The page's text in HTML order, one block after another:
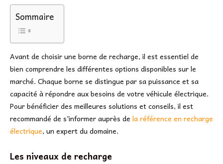
Sommaire
Avant de choisir une borne de recharge, il est essentiel de
bien comprendre les différentes options disponibles sur le
marché. Chaque borne se distingue par sa puissance et sa
capacité à répondre aux besoins de votre véhicule électrique.
Pour bénéficier des meilleures solutions et conseils, il est
recommandé de s’informer auprès de la référence en recharge
électrique, un expert du domaine.
Les niveaux de recharge